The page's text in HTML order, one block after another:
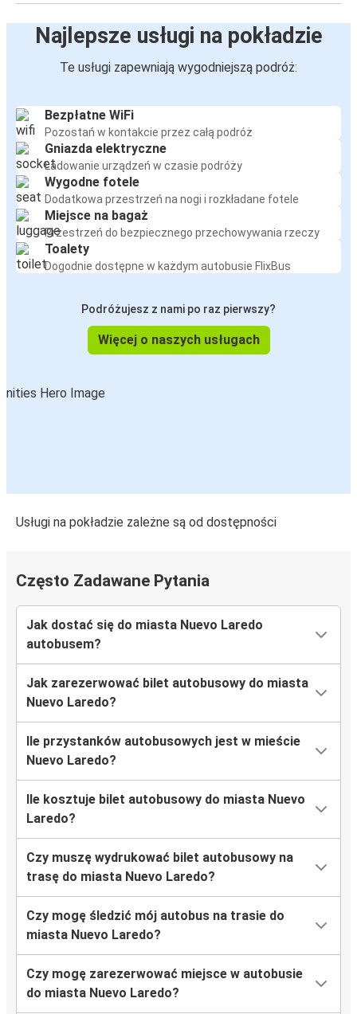
Najlepsze usługi na pokładzie
Te usługi zapewniają wygodniejszą podróż:
Bezpłatne WiFi
Pozostań w kontakcie przez całą podróż
Gniazda elektryczne
Ładowanie urządzeń w czasie podróży
Wygodne fotele
Dodatkowa przestrzeń na nogi i rozkładane fotele
Miejsce na bagaż
Przestrzeń do bezpiecznego przechowywania rzeczy
Toalety
Dogodnie dostępne w każdym autobusie FlixBus
Podróżujesz z nami po raz pierwszy?
Więcej o naszych usługach
Usługi na pokładzie zależne są od dostępności
Często Zadawane Pytania
Jak dostać się do miasta Nuevo Laredo
autobusem?
Jak zarezerwować bilet autobusowy do miasta
Nuevo Laredo?
Ile przystanków autobusowych jest w mieście
Nuevo Laredo?
Ile kosztuje bilet autobusowy do miasta Nuevo
Laredo?
Czy muszę wydrukować bilet autobusowy na
trasę do miasta Nuevo Laredo?
Czy mogę śledzić mój autobus na trasie do
miasta Nuevo Laredo?
Czy mogę zarezerwować miejsce w autobusie
do miasta Nuevo Laredo?